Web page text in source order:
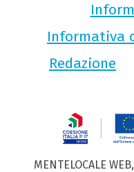
Informativa
Redazione
MENTELOCALE